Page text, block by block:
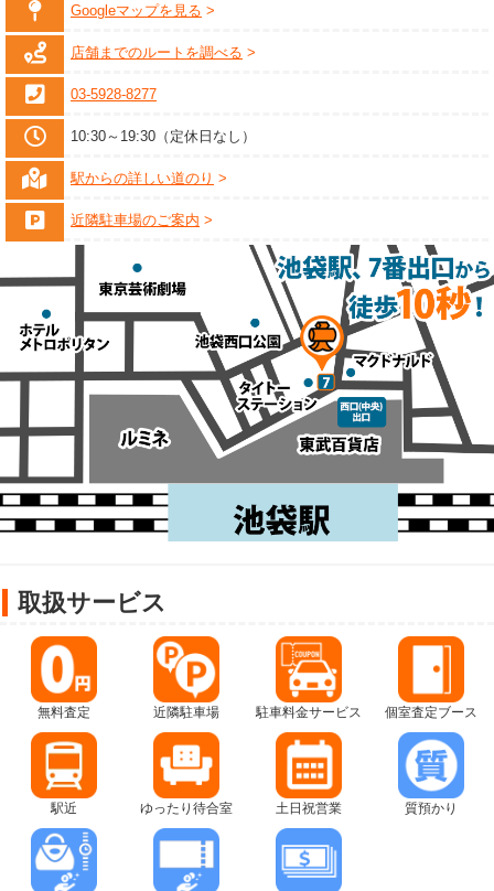
Googleマップを見る
店舗までのルートを調べる
03-5928-8277
10:30～19:30（定休日なし）
駅からの詳しい道のり
近隣駐車場のご案内
取扱サービス
無料査定 近隣駐車場 駐車料金サービス 個室査定ブース
駅近 ゆったり待合室 土日祝営業 質預かり